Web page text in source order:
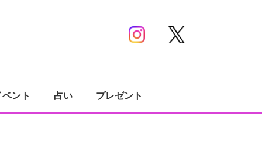
ント 占い プレゼント